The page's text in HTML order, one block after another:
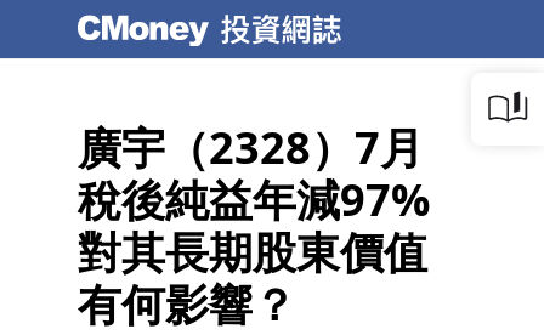
廣宇（2328）7月
稅後純益年減97%
對其長期股東價值
有何影響？